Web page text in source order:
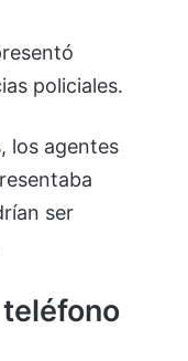
policiales.
los agentes
ser